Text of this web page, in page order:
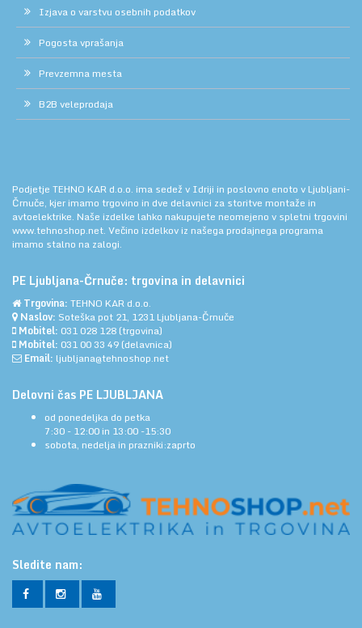
Izjava o varstvu osebnih podatkov
Pogosta vprašanja
Prevzemna mesta
B2B veleprodaja
Podjetje TEHNO KAR d.o.o. ima sedež v Idriji in poslovno enoto v Ljubljani-
Črnuče, kjer imamo trgovino in dve delavnici za storitve montaže in
avtoelektrike. Naše izdelke lahko nakupujete neomejeno v spletni trgovini
www.tehnoshop.net. Večino izdelkov iz našega prodajnega programa
imamo stalno na zalogi.
PE Ljubljana-Črnuče: trgovina in delavnici
Trgovina: TEHNO KAR d.o.o.
Naslov: Soteška pot 21, 1231 Ljubljana-Črnuče
Mobitel: 031 028 128 (trgovina)
Mobitel: 031 00 33 49 (delavnica)
Email: ljubljana@tehnoshop.net
Delovni čas PE LJUBLJANA
od ponedeljka do petka
7:30 - 12:00 in 13:00 -15:30
sobota, nedelja in prazniki:zaprto
Sledite nam: